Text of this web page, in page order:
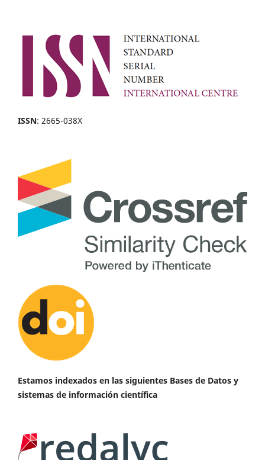
ISSN: 2665-038X
Estamos indexados en las siguientes Bases de Datos y
sistemas de información científica